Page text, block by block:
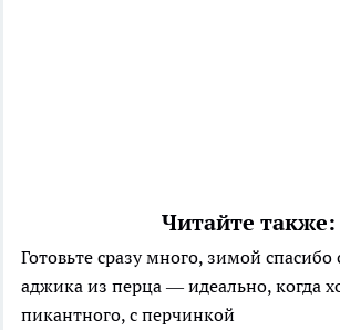
Читайте также:
Готовьте сразу много, зимой
аджика из перца — идеально, когда
пикантного, с перчинкой